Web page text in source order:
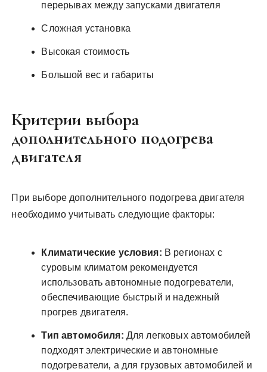
перерывах между запусками двигателя
Сложная установка
Высокая стоимость
Большой вес и габариты
Критерии выбора
дополнительного подогрева
двигателя
При выборе дополнительного подогрева двигателя
необходимо учитывать следующие факторы:
Климатические условия: В регионах с
суровым климатом рекомендуется
использовать автономные подогреватели‚
обеспечивающие быстрый и надежный
прогрев двигателя.
Тип автомобиля: Для легковых автомобилей
подходят электрические и автономные
подогреватели‚ а для грузовых автомобилей и